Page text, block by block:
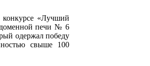
«Лучший
доменной печи № 6
одержал победу
свыше 100